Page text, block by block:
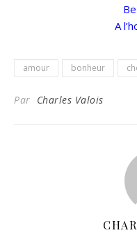
A
amour bonheur
Par Charles Valois